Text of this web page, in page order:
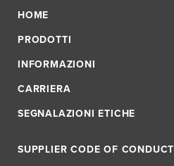
HOME
PRODOTTI
INFORMAZIONI
CARRIERA
SEGNALAZIONI ETICHE
SUPPLIER CODE OF CONDUCT